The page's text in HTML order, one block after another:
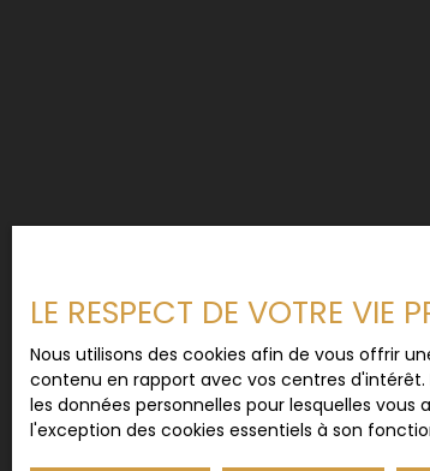
LE RESPECT DE VOTRE VIE
Nous utilisons des cookies afin de vous offrir
contenu en rapport avec vos centres
les données personnelles pour lesquelles
l'exception des cookies essentiels à son